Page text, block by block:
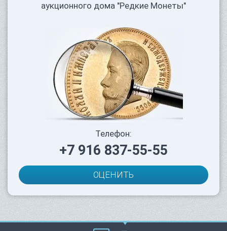
аукционного дома "Редкие Монеты"
Телефон:
+7 916 837-55-55
ОЦЕНИТЬ